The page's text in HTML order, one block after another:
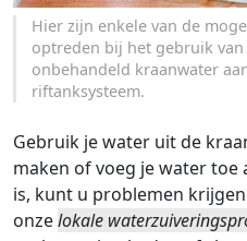
Hier zijn enkele van de
optreden bij het gebruik
onbehandeld kraanwater
riftanksysteem.
Gebruik je water uit de
maken of voeg je water toe
is, kunt u problemen
onzelokale